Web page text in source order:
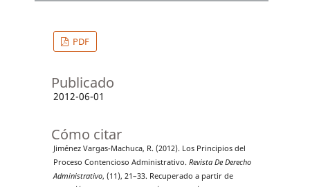
PDF
Publicado
2012-06-01
Cómo citar
Jiménez Vargas-Machuca, R. (2012). Los Principios del
Proceso Contencioso Administrativo. Revista De Derecho
Administrativo, (11), 21–33. Recuperado a partir de